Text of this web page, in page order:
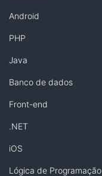
Android
PHP
Java
Banco de dados
Front-end
.NET
iOS
Lógica de Programação